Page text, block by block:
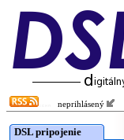
neprihlásený
DSL pripojenie